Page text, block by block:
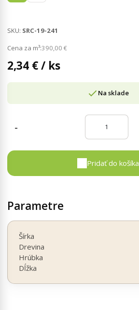
SKU: SRC-19-241
Cena za m³:390,00 €
2,34 €/ ks
Na sklade
-
Pridať do košíka
Parametre
Šírka
Drevina
Hrúbka
Dĺžka